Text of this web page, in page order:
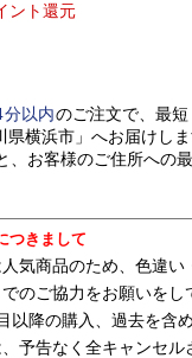
ント還元
分以内のご注文で、最短
県横浜市」 へお届けしま
、お客様のご住所への
つきまして
気商品のため、色違い
でのご協力をお願いをし
以降の購入、過去を含
予告なく全キャンセ